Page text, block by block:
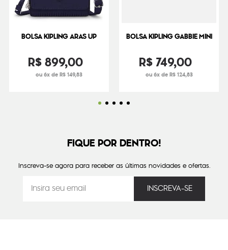
BOLSA KIPLING ARAS UP
R$899,00
ou 6x de R$ 149,83
BOLSA KIPLING GABBIE MINI
R$ 749,00
ou 6x de R$ 124,83
FIQUE POR DENTRO!
Inscreva-se agora para receber as últimas novidades e ofertas.